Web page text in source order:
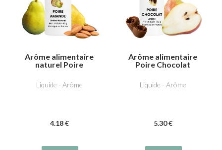
Arôme alimentaire
naturel Poire
Liquide - Arôme
4.18 €
Arôme alimentaire
Poire Chocolat
Liquide - Arôme
5.30 €